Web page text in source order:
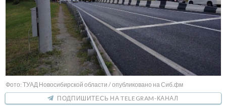
Фото: ТУАД Новосибирской области / опубликовано на Сиб.фм
ПОДПИШИТЕСЬ НА TELEGRAM-КАНАЛ